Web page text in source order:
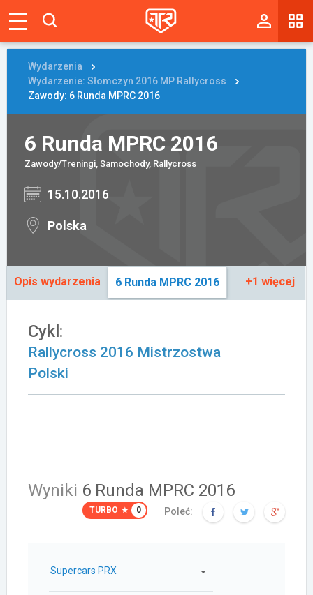
Tablica
Wyniki
Galerie
Wydarzenia
Giełda
Zaloguj się
Załóż konto
Wydarzenia
Wydarzenie: Słomczyn 2016 MP Rallycross
Zawody: 6 Runda MPRC 2016
6 Runda MPRC 2016
Zawody/Treningi, Samochody, Rallycross
15.10.2016
Polska
Opis wydarzenia +1 więcej
6 Runda MPRC 2016
Cykl:
Rallycross 2016 Mistrzostwa
Polski
Wyniki 6 Runda MPRC 2016
TURBO 0 Poleć:
Supercars PRX